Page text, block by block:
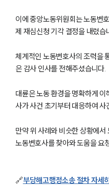
이에 중앙노동위원회는 노동변
제 재심신청 기각 결정을 내렸습
체계적인 노동변호사의 조력을
은 감사 인사를 전해주셨습니다.
대륜은 노동 환경을 명확하게
사가 사건 초기부터 대응하여
만약 위 사례와 비슷한 상황에
노동변호사를 찾아와 도움을 요
🔗부당해고행정소송 절차 자세